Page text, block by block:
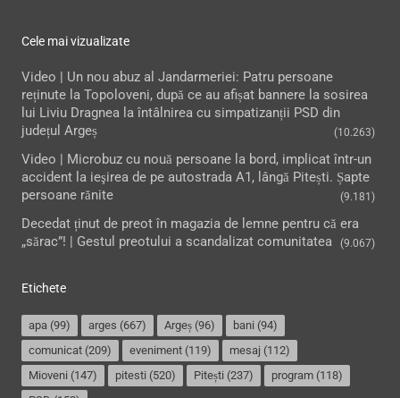
Cele mai vizualizate
Video | Un nou abuz al Jandarmeriei: Patru persoane
reținute la Topoloveni, după ce au afișat bannere la sosirea
lui Liviu Dragnea la întâlnirea cu simpatizanții PSD din
județul Argeș
(10.263)
Video | Microbuz cu nouă persoane la bord, implicat într-un
accident la ieşirea de pe autostrada A1, lângă Pitești. Șapte
persoane rănite
(9.181)
Decedat ținut de preot în magazia de lemne pentru că era
„sărac”! | Gestul preotului a scandalizat comunitatea
(9.067)
Etichete
apa (99) arges (667) Argeș (96) bani (94)
comunicat (209) eveniment (119) mesaj (112)
Mioveni (147) pitesti (520) Pitești (237) program (118)